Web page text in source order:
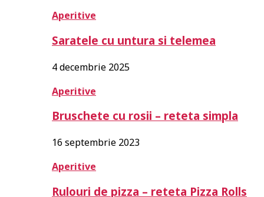
Aperitive
Saratele cu untura si telemea
4 decembrie 2025
Aperitive
Bruschete cu rosii – reteta simpla
16 septembrie 2023
Aperitive
Rulouri de pizza – reteta Pizza Rolls